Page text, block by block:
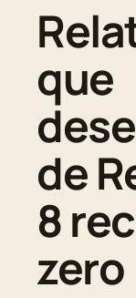
que
de
8
zero